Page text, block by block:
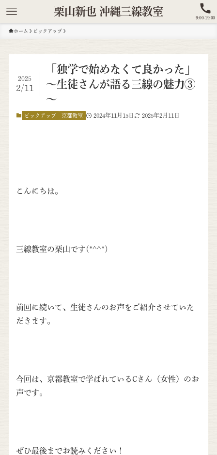
栗山新也 沖縄三線教室
9:00-19:00
ホーム ピックアップ
「独学で始めなくて良かった」
～生徒さんが語る三線の魅力③
～
2025
2/11
ピックアップ 京都教室 2024年11月15日 2025年2月11日
こんにちは。
三線教室の栗山です(*^^*)
前回に続いて、生徒さんのお声をご紹介させていた
だきます。
今回は、京都教室で学ばれているCさん（女性）のお
声です。
ぜひ最後までお読みください！